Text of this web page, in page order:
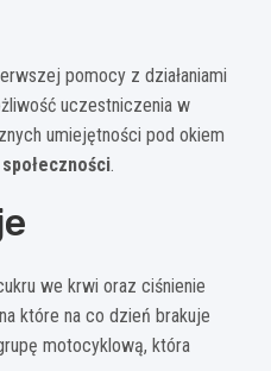
pomocy z działaniami
uczestniczenia w
umiejętności pod okiem
.
we krwi oraz ciśnienie
które na co dzień brakuje
motocyklową, która